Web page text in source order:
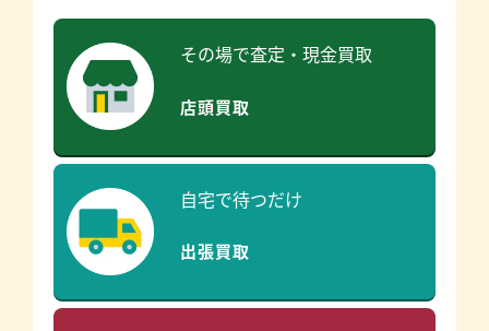
その場で査定・現金買取
店頭買取
自宅で待つだけ
出張買取